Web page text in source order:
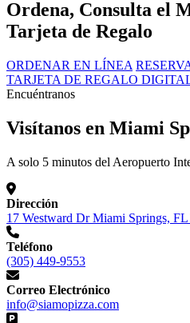
Ordena, Consulta el
Tarjeta de Regalo
ORDENAR EN LÍNEA
TARJETA DE REGALO
Encuéntranos
Visítanos en Miami
A solo 5 minutos del Aeropuerto
Dirección
17 Westward Dr Miami Springs,
Teléfono
(305) 449-9553
Correo Electrónico
info@siamopizza.com